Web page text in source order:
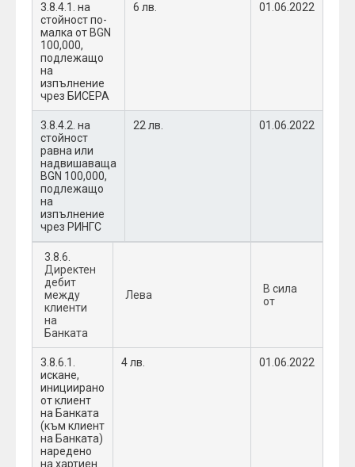
3.8.4.1. на
стойност по-
малка от BGN
100,000,
подлежащо
на
изпълнение
чрез БИСЕРА
6 лв. 01.06.2022
3.8.4.2. на
стойност
равна или
надвишаваща
BGN 100,000,
подлежащо
на
изпълнение
чрез РИНГС
22 лв. 01.06.2022
3.8.6.
Директен
дебит
между
клиенти
на
Банката
Лева
В сила
от
3.8.6.1.
искане,
инициирано
от клиент
на Банката
(към клиент
на Банката)
наредено
на хартиен
4 лв. 01.06.2022